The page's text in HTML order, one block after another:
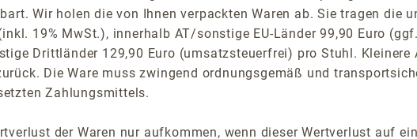
Wir holen die von Ihnen verpackten Waren ab. Sie tragen die
19% MwSt.), innerhalb AT/sonstige EU-Länder 99,90 Euro
Drittländer 129,90 Euro (umsatzsteuerfrei) pro Stuhl.
Die Ware muss zwingend ordnungsgemäß und
Zahlungsmittels.
der Waren nur aufkommen, wenn dieser Wertverlust auf